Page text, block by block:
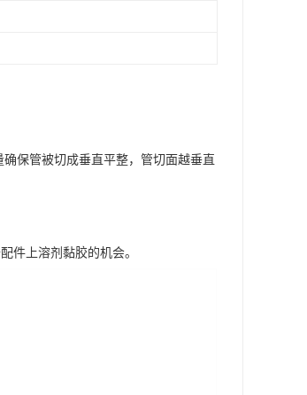
保管被切成垂直平整，管切面越垂直
件上溶剂黏胶的机会。